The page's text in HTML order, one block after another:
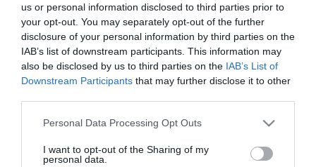
us or personal information disclosed to third parties prior to
your opt-out. You may separately opt-out of the further
disclosure of your personal information by third parties on the
IAB’s list of downstream participants. This information may
also be disclosed by us to third parties on the IAB’s List of
Downstream Participants that may further disclose it to other
Please note that this website/app uses one or more Google
not limited to your visit or usage behaviour. You may click to
grant or deny consent to Google and its third-party tags to
Personal Data Processing Opt Outs
I want to opt-out of the Sharing of my
personal data.